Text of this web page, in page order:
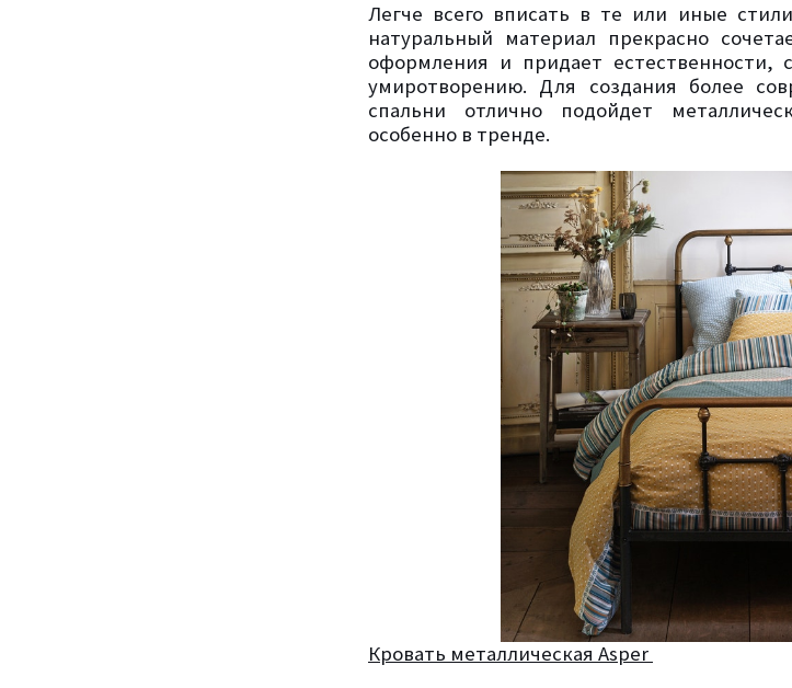
Легче всего вписать в те или иные
натуральный материал прекрасно
оформления и придает естественности,
умиротворению. Для создания более
спальни отлично подойдет
особенно в тренде.
Кровать металлическая Asper